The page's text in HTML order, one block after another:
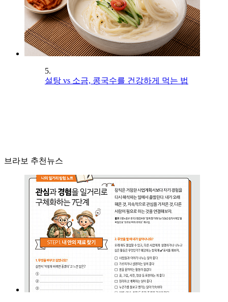
5.
설탕 vs 소금, 콩국수를 건강하게 먹는 법
브라보 추천뉴스